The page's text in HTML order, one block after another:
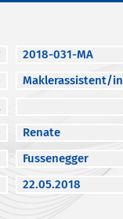
2018-031-MA
Maklerassistent/in
Renate
Fussenegger
22.05.2018